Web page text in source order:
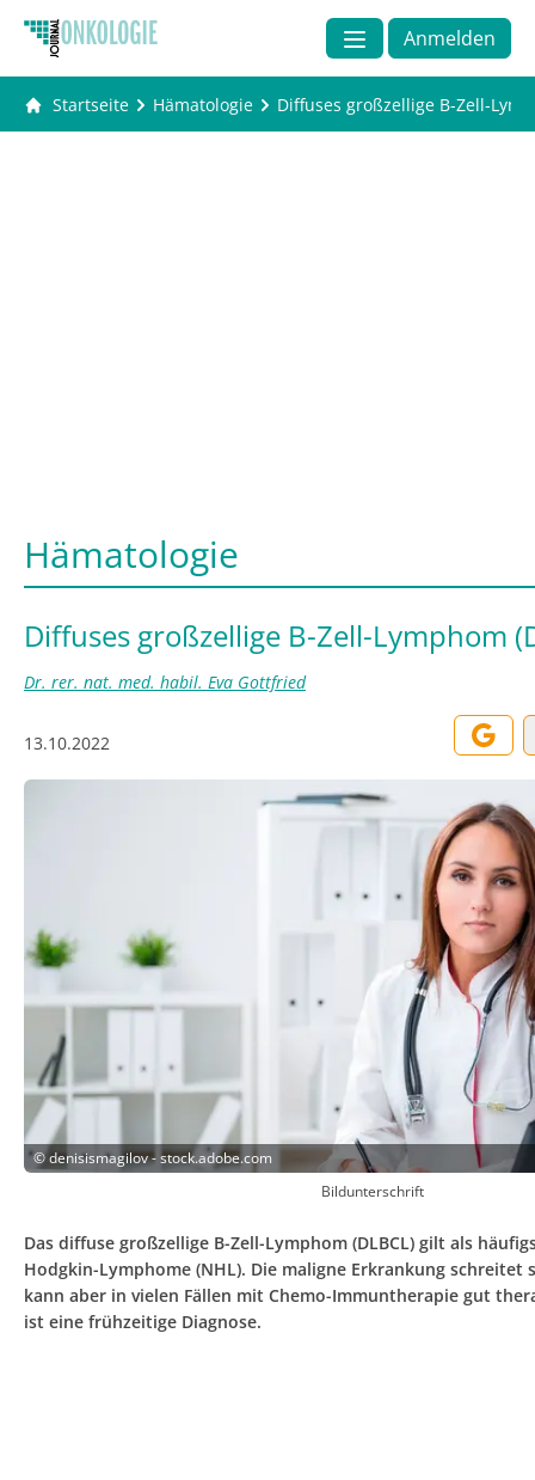
Anmelden
Startseite Hämatologie Diffuses großzellige B-Zell-
Hämatologie
Diffuses großzellige B-Zell-Lymphom
Dr. rer. nat. med. habil. Eva Gottfried
13.10.2022
©denisismagilov - stock.adobe.com
Bildunterschrift
Das diffuse großzellige B-Zell-Lymphom (DLBCL) gilt als
Hodgkin-Lymphome (NHL). Die maligne Erkrankung schreitet
kann aber in vielen Fällen mit Chemo-Immuntherapie gut
ist eine frühzeitige Diagnose.